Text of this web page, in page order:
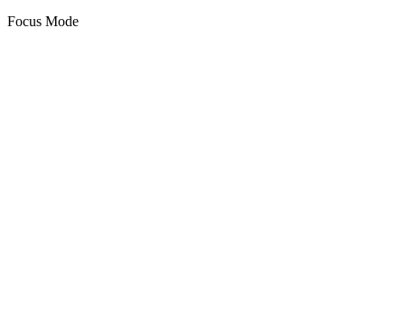
Focus Mode